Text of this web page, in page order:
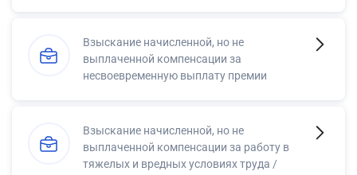
Взыскание начисленной, но не
выплаченной компенсации за
несвоевременную выплату премии
Взыскание начисленной, но не
выплаченной компенсации за работу в
тяжелых и вредных условиях труда /